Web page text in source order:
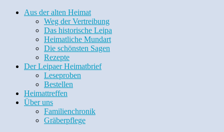
Aus der alten Heimat
Weg der Vertreibung
Das historische Leipa
Heimatliche Mundart
Die schönsten Sagen
Rezepte
Der Leipaer Heimatbrief
Leseproben
Bestellen
Heimattreffen
Über uns
Familienchronik
Gräberpflege